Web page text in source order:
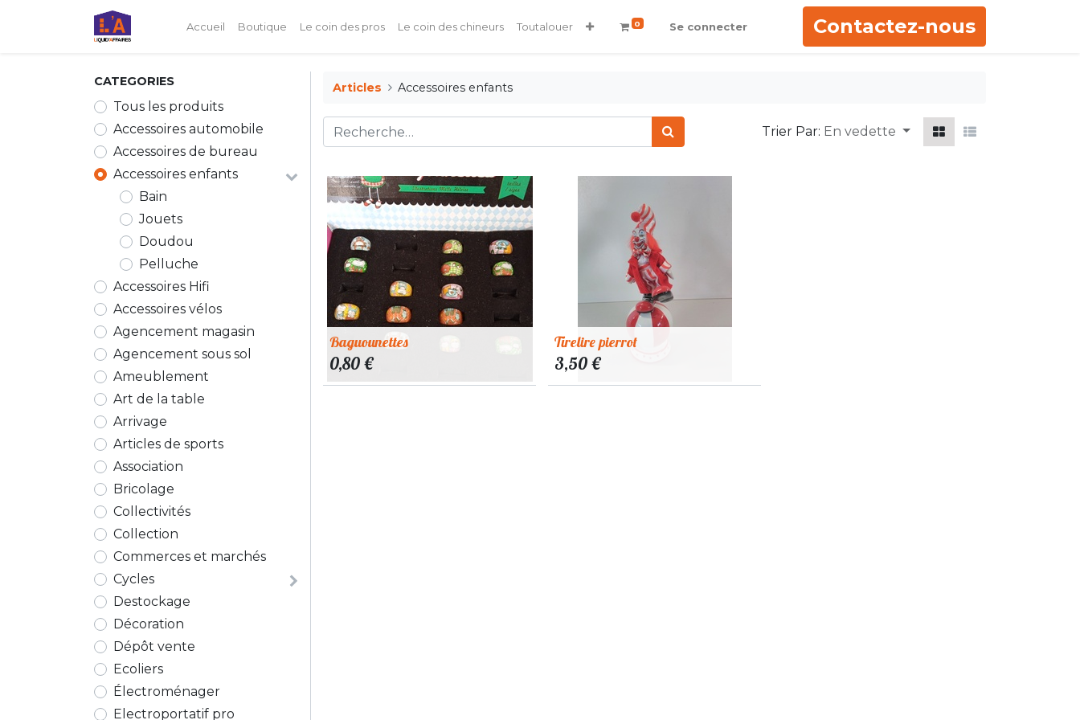
Accueil Boutique Le coin des pros Le coin des chineurs Toutalouer 0 Se connecter Contactez-nous
CATEGORIES
Tous les produits
Accessoires automobile
Accessoires de bureau
Accessoires enfants
Bain
Jouets
Doudou
Pelluche
Accessoires Hifi
Accessoires vélos
Agencement magasin
Agencement sous sol
Ameublement
Art de la table
Arrivage
Articles de sports
Association
Bricolage
Collectivités
Collection
Commerces et marchés
Cycles
Destockage
Décoration
Dépôt vente
Ecoliers
Électroménager
Electroportatif pro
Articles Accessoires enfants
Trier Par: En vedette
Baguounettes
0,80€
Tirelire pierrot
3,50€